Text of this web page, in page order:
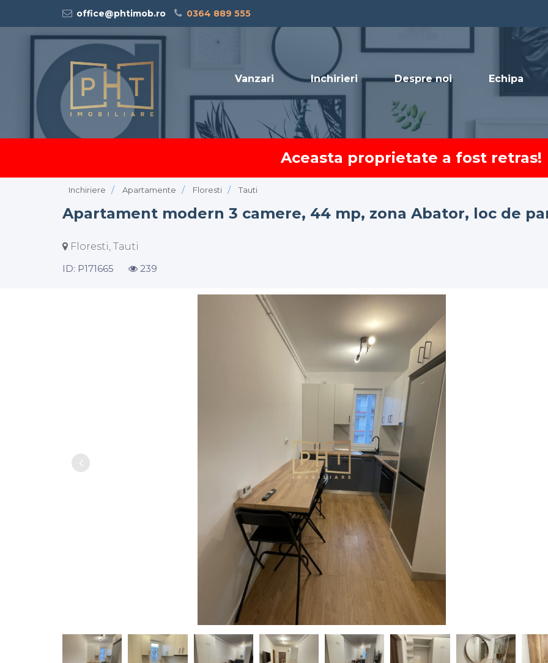
office@phtimob.ro 0364 889 555
Vanzari Inchirieri Despre noi Echipa
Aceasta proprietate a fost retras!
Inchiriere Apartamente Floresti Tauti
Apartament modern 3 camere, 44 mp, zona Abator, loc de
Floresti, Tauti
ID: P171665
239